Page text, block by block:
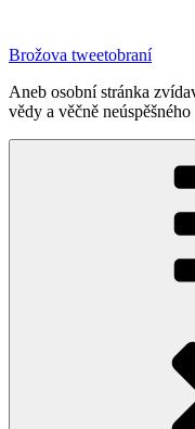
obsahu
Brožova tweetobraní
Aneb osobní stránka
vědy a věčně